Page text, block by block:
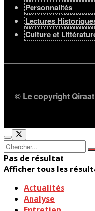
Personnalités
Lectures
Culture et
© Le copyright
Pas de résultat
Afficher tous les
Actualités
Analyse